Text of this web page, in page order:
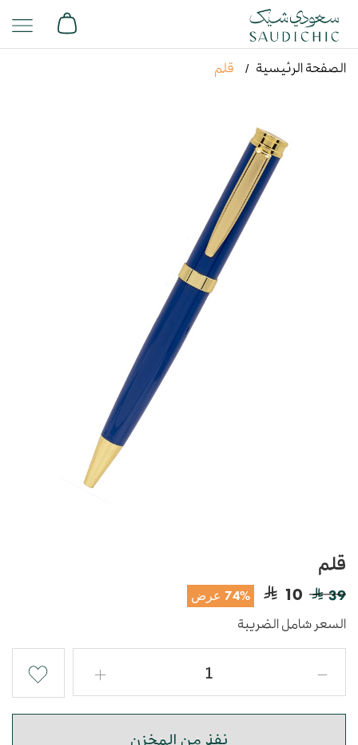
الصفحة الرئيسية قلم
قلم
39
10 74% عرض
السعر شامل الضريبة
نفذ من المخزن